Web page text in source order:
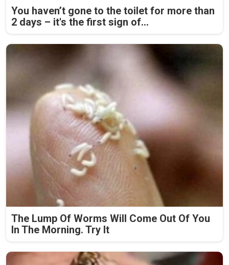
You haven’t gone to the toilet for more than
2 days – it's the first sign of...
The Lump Of Worms Will Come Out Of You
In The Morning. Try It